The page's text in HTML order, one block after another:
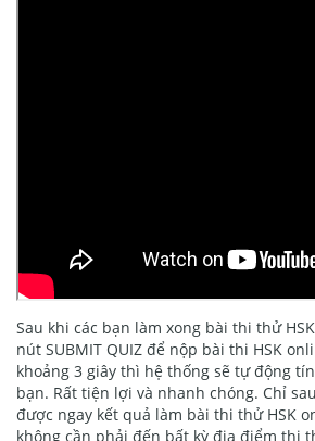
Sau khi các bạn làm xong bài thi thử
nút SUBMIT QUIZ để nộp bài thi HSK
khoảng 3 giây thì hệ thống sẽ tự động
bạn. Rất tiện lợi và nhanh chóng. Chỉ
được ngay kết quả làm bài thi thử HSK
không cần phải đến bất kỳ địa điểm thi